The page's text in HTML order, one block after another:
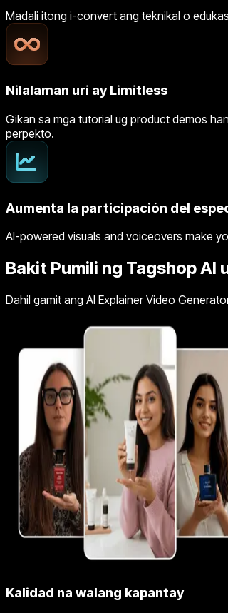
Madali itong i-convert ang teknikal o
Nilalaman uri ay Limitless
Gikan sa mga tutorial ug product demos
perpekto.
Aumenta la participación del
AI-powered visuals and voiceovers make
Bakit Pumili ng Tagshop AI
Dahil gamit ang AI Explainer Video
Kalidad na walang kapantay